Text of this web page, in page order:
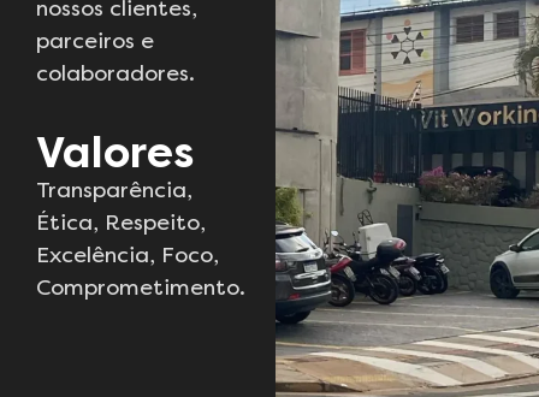
nossos clientes,
parceiros e
colaboradores.
Valores
Transparência,
Ética, Respeito,
Excelência, Foco,
Comprometimento.